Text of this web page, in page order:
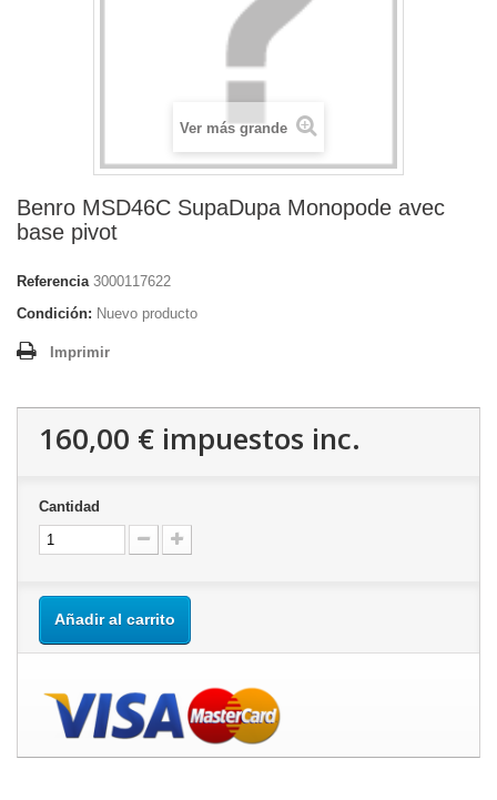
Ver más grande
Benro MSD46C SupaDupa Monopode avec
base pivot
Referencia 3000117622
Condición: Nuevo producto
Imprimir
160,00 € impuestos inc.
Cantidad
Añadir al carrito